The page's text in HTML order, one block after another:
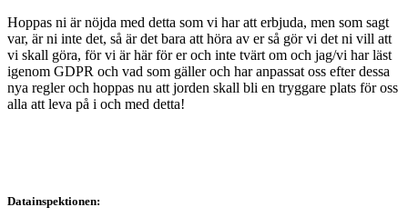
Hoppas ni är nöjda med detta som vi har att erbjuda, men som sagt
var, är ni inte det, så är det bara att höra av er så gör vi det ni vill att
vi skall göra, för vi är här för er och inte tvärt om och jag/vi har läst
igenom GDPR och vad som gäller och har anpassat oss efter dessa
nya regler och hoppas nu att jorden skall bli en tryggare plats för oss
alla att leva på i och med detta!
Datainspektionen: